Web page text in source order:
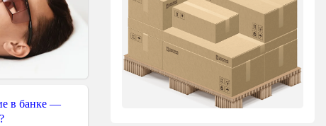
в банке —